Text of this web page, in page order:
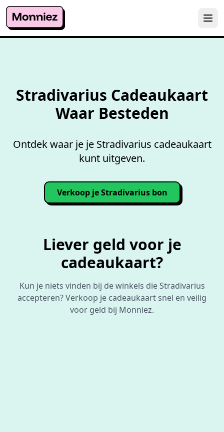
Stradivarius Cadeaukaart
Waar Besteden
Ontdek waar je je Stradivarius cadeaukaart
kunt uitgeven.
Verkoop je Stradivarius bon
Liever geld voor je
cadeaukaart?
Kun je niets vinden bij de winkels die Stradivarius
accepteren? Verkoop je cadeaukaart snel en veilig
voor geld bij Monniez.